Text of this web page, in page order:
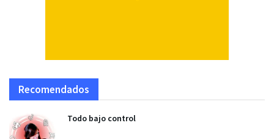
Recomendados
Todo bajo control